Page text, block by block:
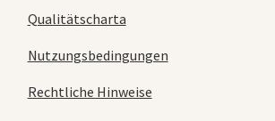
Qualitätscharta
Nutzungsbedingungen
Rechtliche Hinweise